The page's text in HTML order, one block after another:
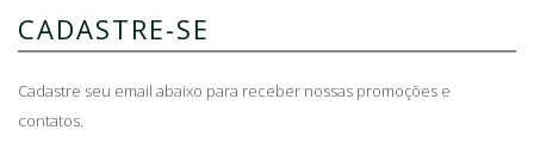
CADASTRE-SE
Cadastre seu email abaixo para receber nossas promoções e
contatos.